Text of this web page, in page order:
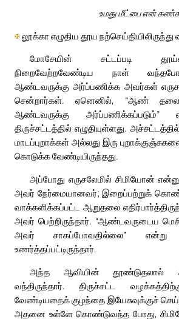
உமது மீட்பை என்
✠லூக்கா எழுதிய தூய
மோசேயின் சட்டப்படி
நிறைவேற்றவேண்டிய நாள்
ஆண்டவருக்கு அர்ப்பணிக்க அவர்கள்
சென்றார்கள். ஏனெனில், “ஆண்
ஆண்டவருக்கு அர்ப்பணிக்கப்படும்”
திருச்சட்டத்தில் எழுதியுள்ளது.
மாடப்புறாக்கள் அல்லது இரு
கொடுக்க வேண்டியிருந்தது.
அப்போது எருசலேமில் சிமியோன்
அவர் நேர்மையானவர்; இறைப்பற்றுக்
வாக்களிக்கப்பட்ட ஆறுதலை
அவர் பெற்றிருந்தார். “ஆண்டவருடைய
அவர் சாகப்போவதில்லை”
உணர்த்தப்பட்டிருந்தார்.
அந்த ஆவியின் தூண்டுதலால்
வந்திருந்தார். திருச்சட்ட
வேண்டியதைக் குழந்தை இயேசுவுக்குச்
அதனை உள்ளே கொண்டுவந்த போது,